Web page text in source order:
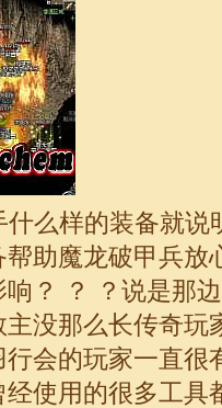
么样的装备就说
助魔龙破甲兵放
？ ？ ？说是那
没那么长传奇玩
会的玩家一直很
使用的很多工具